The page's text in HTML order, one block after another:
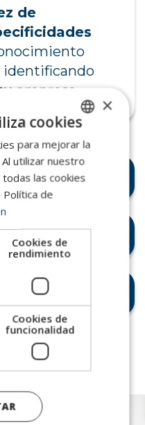
de
identificando
empresa.
largo del
el
SPANISH
ENGLISH
×
cookies
para mejorar la
utilizar nuestro
las cookies
Política de
Cookies de
rendimiento
Cookies de
funcionalidad